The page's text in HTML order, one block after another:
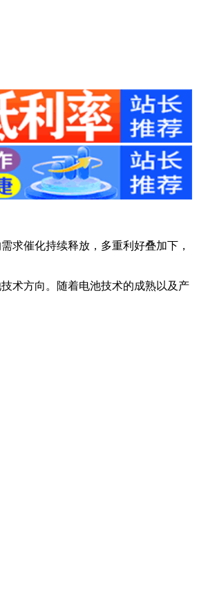
求催化持续释放，多重利好叠加下，
术方向。随着电池技术的成熟以及产